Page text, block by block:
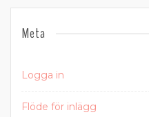
Meta
Logga in
Flöde för inlägg